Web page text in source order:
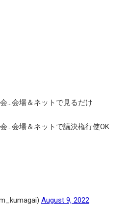
…会場＆ネットで見るだけ
…会場＆ネットで議決権行使OK
August 9, 2022